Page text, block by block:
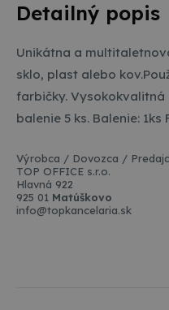
Detailný popis
Unikátna a
sklo, plast alebo
farbičky.
balenie 5 ks. Balenie:
Výrobca / Dovozca /
TOP OFFICE s.r.o.
Hlavná 922
925 01 Matúškovo
info@topkancelaria.sk